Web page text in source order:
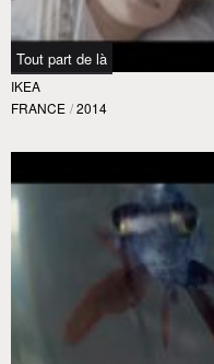
Tout part de là
IKEA
FRANCE / 2014